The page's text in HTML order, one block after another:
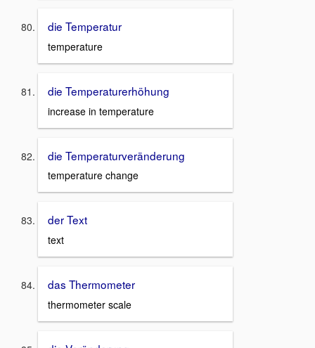
die Temperatur
temperature
die Temperaturerhöhung
increase in temperature
die Temperaturveränderung
temperature change
der Text
text
das Thermometer
thermometer scale